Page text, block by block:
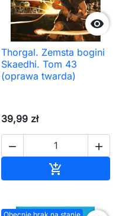

Thorgal. Zemsta bogini
Skaedhi. Tom 43
(oprawa twarda)
39,99 zł
 
